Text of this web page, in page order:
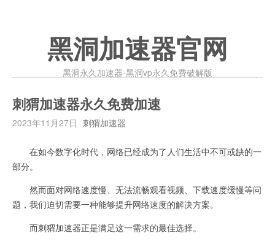
黑洞加速器官网
黑洞永久加速器-黑洞vp永久免费破解版
刺猬加速器永久免费加速
2023年11月27日 刺猬加速器
在如今数字化时代，网络已经成为了人们生活中不可或缺的一
部分。
然而面对网络速度慢、无法流畅观看视频、下载速度缓慢等问
题，我们迫切需要一种能够提升网络速度的解决方案。
而刺猬加速器正是满足这一需求的最佳选择。